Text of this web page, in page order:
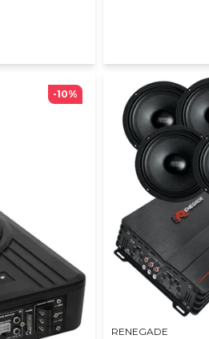
-10%
RENEGADE